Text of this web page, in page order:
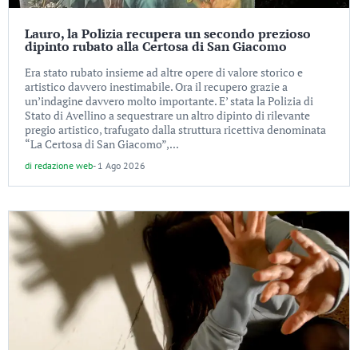
Lauro, la Polizia recupera un secondo prezioso
dipinto rubato alla Certosa di San Giacomo
Era stato rubato insieme ad altre opere di valore storico e
artistico davvero inestimabile. Ora il recupero grazie a
un’indagine davvero molto importante. E’ stata la Polizia di
Stato di Avellino a sequestrare un altro dipinto di rilevante
pregio artistico, trafugato dalla struttura ricettiva denominata
“La Certosa di San Giacomo”,...
di redazione web- 1 Ago 2026